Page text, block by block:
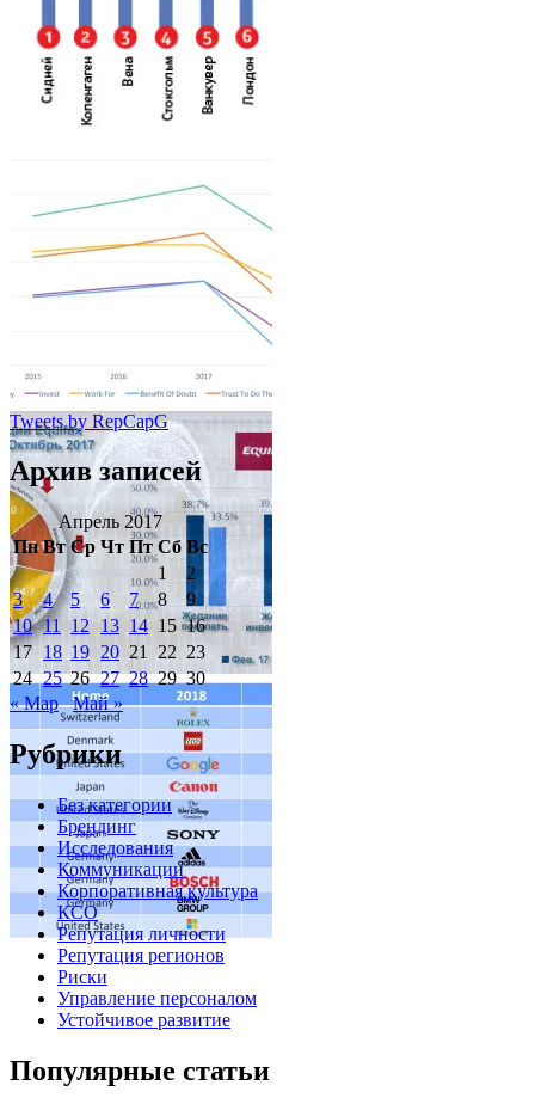
Tweets by RepCapG
Архив записей
Апрель 2017
Пн Вт Ср Чт Пт Сб Вс
1
2
3
4 5 6 7 8
9
10 11 12 13 14 15 16
17 18 19 20 21 22 23
24 25 26 27 28 29 30
« Мар
Май »
Рубрики
Без категории
Брендинг
Исследования
Коммуникации
Корпоративная культура
КСО
Репутация личности
Репутация регионов
Риски
Управление персоналом
Устойчивое развитие
Популярные статьи